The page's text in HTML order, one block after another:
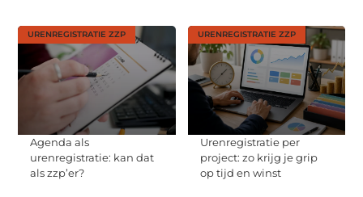
URENREGISTRATIE ZZP
Agenda als
urenregistratie: kan dat
als zzp’er?
URENREGISTRATIE ZZP
Urenregistratie per
project: zo krijg je grip
op tijd en winst